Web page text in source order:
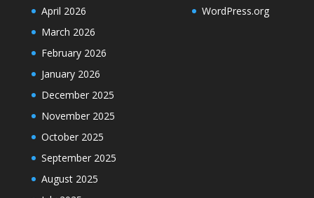
April 2026
March 2026
February 2026
January 2026
December 2025
November 2025
October 2025
September 2025
August 2025
WordPress.org